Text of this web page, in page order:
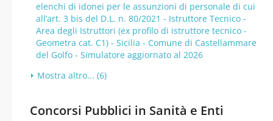
elenchi di idonei per le assunzioni di personale di cui
all’art. 3 bis del D.L. n. 80/2021 - Istruttore Tecnico -
Area degli Istruttori (ex profilo di istruttore tecnico -
Geometra cat. C1) - Sicilia - Comune di Castellammare
del Golfo - Simulatore aggiornato al 2026
Mostra altro... (6)
Concorsi Pubblici in Sanità e Enti